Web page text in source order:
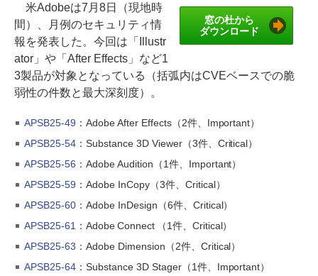
窓の杜から
ダウンロード
米Adobeは7月8日（現地時
間）、月例のセキュリティ情
報を発表した。今回は「Illustr
ator」や「After Effects」など1
3製品が対象となっている（括弧内はCVEベースでの脆
弱性の件数と最大深刻度）。
APSB25-49 ：Adobe After Effects（2件、Important）
APSB25-54：Substance 3D Viewer（3件、Critical）
APSB25-56 ：Adobe Audition（1件、Important）
APSB25-59 ：Adobe InCopy（3件、Critical）
APSB25-60：Adobe InDesign（6件、Critical）
APSB25-61 ：Adobe Connect （1件、Critical）
APSB25-63 ：Adobe Dimension（2件、Critical）
APSB25-64：Substance 3D Stager（1件、Important）